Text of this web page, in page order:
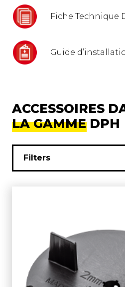
Fiche Technique
Guide
ACCESSOIRES
LA GAMME DPH
Filters